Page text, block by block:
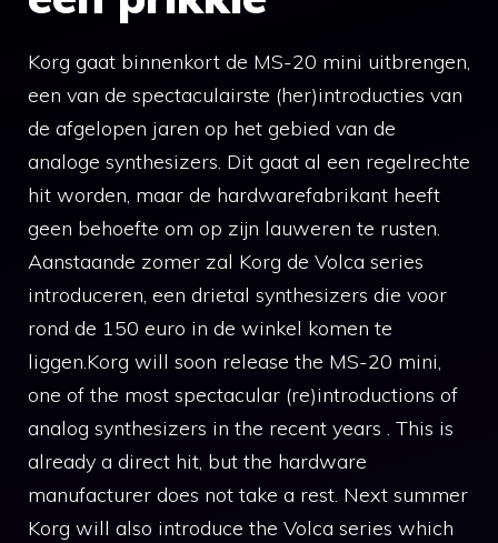
Korg gaat binnenkort de MS-20 mini uitbrengen,
een van de spectaculairste (her)introducties van
de afgelopen jaren op het gebied van de
analoge synthesizers. Dit gaat al een regelrechte
hit worden, maar de hardwarefabrikant heeft
geen behoefte om op zijn lauweren te rusten.
Aanstaande zomer zal Korg de Volca series
introduceren, een drietal synthesizers die voor
rond de 150 euro in de winkel komen te
liggen.Korg will soon release the MS-20 mini,
one of the most spectacular (re)introductions of
analog synthesizers in the recent years . This is
already a direct hit, but the hardware
manufacturer does not take a rest. Next summer
Korg will also introduce the Volca series which